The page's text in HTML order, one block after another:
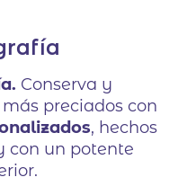
de clientes
Conserva y
preciados con
, hechos
con un potente